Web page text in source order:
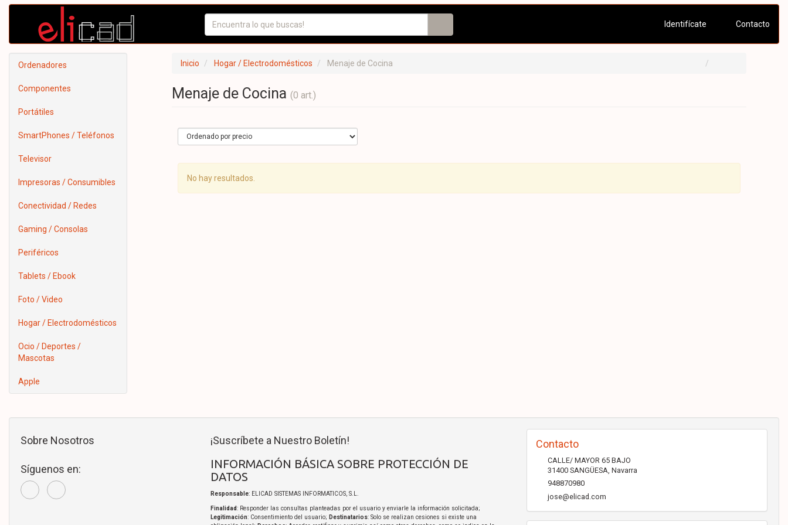
Identifícate Contacto
Ordenadores
Componentes
Portátiles
SmartPhones / Teléfonos
Televisor
Impresoras / Consumibles
Conectividad / Redes
Gaming / Consolas
Periféricos
Tablets / Ebook
Foto / Video
Hogar / Electrodomésticos
Ocio / Deportes /
Mascotas
Apple
Inicio Hogar / Electrodomésticos Menaje de Cocina
Menaje de Cocina (0 art.)
No hay resultados.
Sobre Nosotros
Síguenos en:
¡Suscríbete a Nuestro Boletín!
INFORMACIÓN BÁSICA SOBRE PROTECCIÓN DE
DATOS
Responsable: ELICAD SISTEMAS INFORMATICOS, S.L.
Finalidad: Responder las consultas planteadas por el usuario y enviarle la información solicitada;
Legitimación: Consentimiento del usuario; Destinatarios: Solo se realizan cesiones si existe una
Contacto
CALLE/ MAYOR 65 BAJO
31400 SANGÜESA, Navarra
948870980
jose@elicad.com